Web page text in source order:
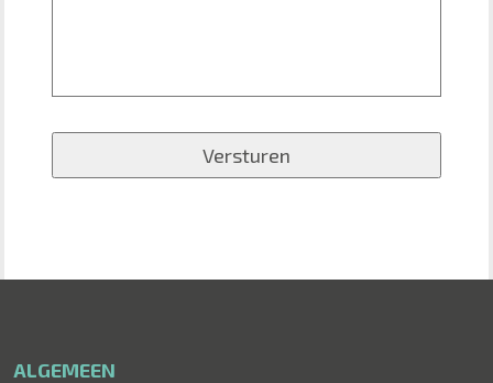
ALGEMEEN